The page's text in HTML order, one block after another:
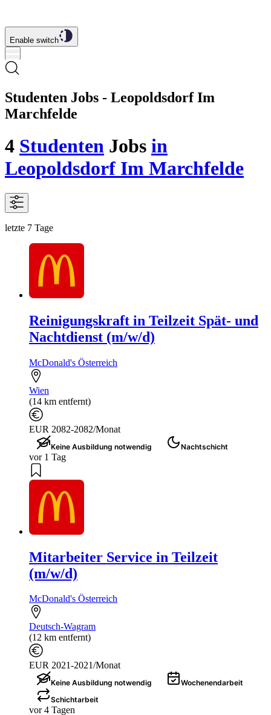
Enable switch
Studenten Jobs - Leopoldsdorf Im
Marchfelde
4 Studenten Jobs in
Leopoldsdorf Im Marchfelde
letzte 7 Tage
Reinigungskraft in Teilzeit Spät- und
Nachtdienst (m/w/d)
McDonald's Österreich
Wien
(14 km entfernt)
EUR 2082-2082/Monat
Keine Ausbildung notwendig Nachtschicht
vor 1 Tag
Mitarbeiter Service in Teilzeit
(m/w/d)
McDonald's Österreich
Deutsch-Wagram
(12 km entfernt)
EUR 2021-2021/Monat
Keine Ausbildung notwendig
Wochenendarbeit
Schichtarbeit
vor 4 Tagen